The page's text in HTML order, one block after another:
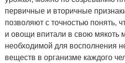
первичные и вторичные
позволяют с точностью понять,
и овощи впитали в свою мякоть
необходимой для восполнения
веществ в организме каждого